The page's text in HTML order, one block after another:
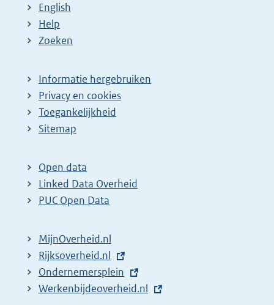
English
Help
Zoeken
Informatie hergebruiken
Privacy en cookies
Toegankelijkheid
Sitemap
Open data
Linked Data Overheid
PUC Open Data
MijnOverheid.nl
E
x
t
Rijksoverheid.nl
E
x
Ondernemersplein
E
Werkenbijdeoverheid.nl